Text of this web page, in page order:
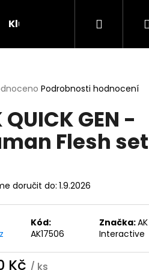
Klubovna SoutěžeHledat
Podrobnosti hodnocení
QUICK GEN -
Flesh set
doručit do: 1.9.2026
Kód:
AK17506
Značka:AK
Interactive
Kč / ks